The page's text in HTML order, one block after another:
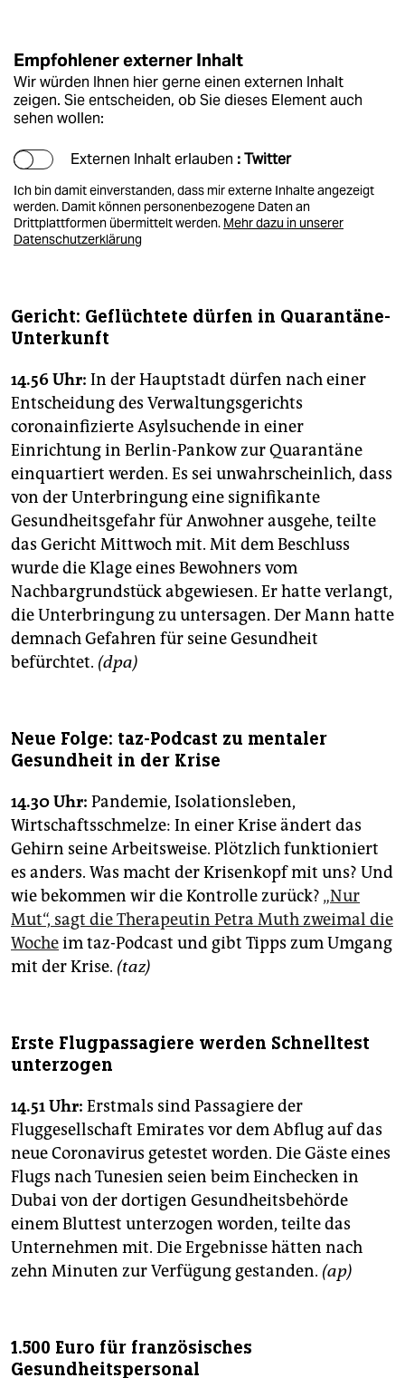
Empfohlener externer Inhalt
Wir würden Ihnen hier gerne einen externen Inhalt
zeigen. Sie entscheiden, ob Sie dieses Element auch
sehen wollen:
Externen Inhalt erlauben : Twitter
Ich bin damit einverstanden, dass mir externe Inhalte angezeigt
werden. Damit können personenbezogene Daten an
Drittplattformen übermittelt werden. Mehr dazu in unserer
Datenschutzerklärung
Gericht: Geflüchtete dürfen in Quarantäne-
Unterkunft
14.56 Uhr: In der Hauptstadt dürfen nach einer
Entscheidung des Verwaltungsgerichts
coronainfizierte Asylsuchende in einer
Einrichtung in Berlin-Pankow zur Quarantäne
einquartiert werden. Es sei unwahrscheinlich, dass
von der Unterbringung eine signifikante
Gesundheitsgefahr für Anwohner ausgehe, teilte
das Gericht Mittwoch mit. Mit dem Beschluss
wurde die Klage eines Bewohners vom
Nachbargrundstück abgewiesen. Er hatte verlangt,
die Unterbringung zu untersagen. Der Mann hatte
demnach Gefahren für seine Gesundheit
befürchtet. (dpa)
Neue Folge: taz-Podcast zu mentaler
Gesundheit in der Krise
14.30 Uhr: Pandemie, Isolationsleben,
Wirtschaftsschmelze: In einer Krise ändert das
Gehirn seine Arbeitsweise. Plötzlich funktioniert
es anders. Was macht der Krisenkopf mit uns? Und
wie bekommen wir die Kontrolle zurück? „Nur
Mut“, sagt die Therapeutin Petra Muth zweimal die
Wocheim taz-Podcast und gibt Tipps zum Umgang
mit der Krise. (taz)
Erste Flugpassagiere werden Schnelltest
unterzogen
14.51 Uhr: Erstmals sind Passagiere der
Fluggesellschaft Emirates vor dem Abflug auf das
neue Coronavirus getestet worden. Die Gäste eines
Flugs nach Tunesien seien beim Einchecken in
Dubai von der dortigen Gesundheitsbehörde
einem Bluttest unterzogen worden, teilte das
Unternehmen mit. Die Ergebnisse hätten nach
zehn Minuten zur Verfügung gestanden. (ap)
1.500 Euro für französisches
Gesundheitspersonal